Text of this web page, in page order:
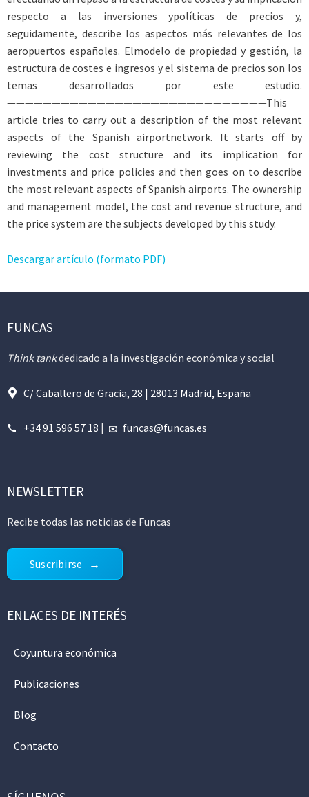
respecto a las inversiones ypolíticas de precios y,
seguidamente, describe los aspectos más relevantes de los
aeropuertos españoles. Elmodelo de propiedad y gestión, la
estructura de costes e ingresos y el sistema de precios son los
temas desarrollados por este estudio.
—————————————————————————————This
article tries to carry out a description of the most relevant
aspects of the Spanish airportnetwork. It starts off by
reviewing the cost structure and its implication for
investments and price policies and then goes on to describe
the most relevant aspects of Spanish airports. The ownership
and management model, the cost and revenue structure, and
the price system are the subjects developed by this study.
Descargar artículo (formato PDF)
FUNCAS
Think tankdedicado a la investigación económica y social
C/ Caballero de Gracia, 28 | 28013 Madrid, España
+34 91 596 57 18 | funcas@funcas.es
NEWSLETTER
Recibe todas las noticias de Funcas
Suscribirse
ENLACES DE INTERÉS
Coyuntura económica
Publicaciones
Blog
Contacto